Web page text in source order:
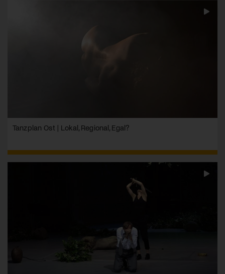
Tanzplan Ost | Lokal, Regional, Egal?